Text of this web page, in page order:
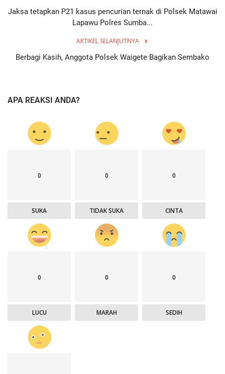
Jaksa tetapkan P21 kasus pencurian ternak di Polsek Matawai
Lapawu Polres Sumba...
ARTIKEL SELANJUTNYA
Berbagi Kasih, Anggota Polsek Waigete Bagikan Sembako
APA REAKSI ANDA?
0
SUKA
0
TIDAK SUKA
0
CINTA
0
LUCU
0
MARAH
0
SEDIH